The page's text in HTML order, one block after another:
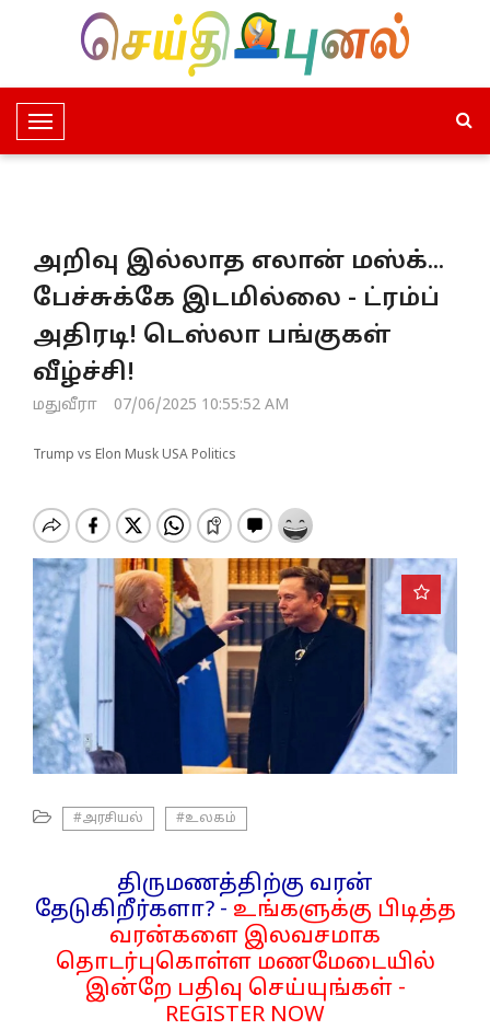
T
o
e
N
a
v
a
n
அறிவு இல்லாத எலான் மஸ்க்...
பேச்சுக்கே இடமில்லை - ட்ரம்ப்
அதிரடி! டெஸ்லா பங்குகள்
வீழ்ச்சி!
மதுவீரா 07/06/2025 10:55:52 AM
Trump vs Elon Musk USA Politics
#அரசியல் #உலகம்
திருமணத்திற்கு வரன்
தேடுகிறீர்களா? - உங்களுக்கு பிடித்த
வரன்களை இலவசமாக
தொடர்புகொள்ள மணமேடையில்
இன்றே பதிவு செய்யுங்கள் -
REGISTER NOW